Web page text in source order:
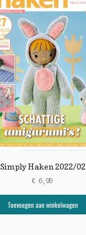
Simply Haken 2022/02
€ 6,95
Toevoegen aan winkelwagen